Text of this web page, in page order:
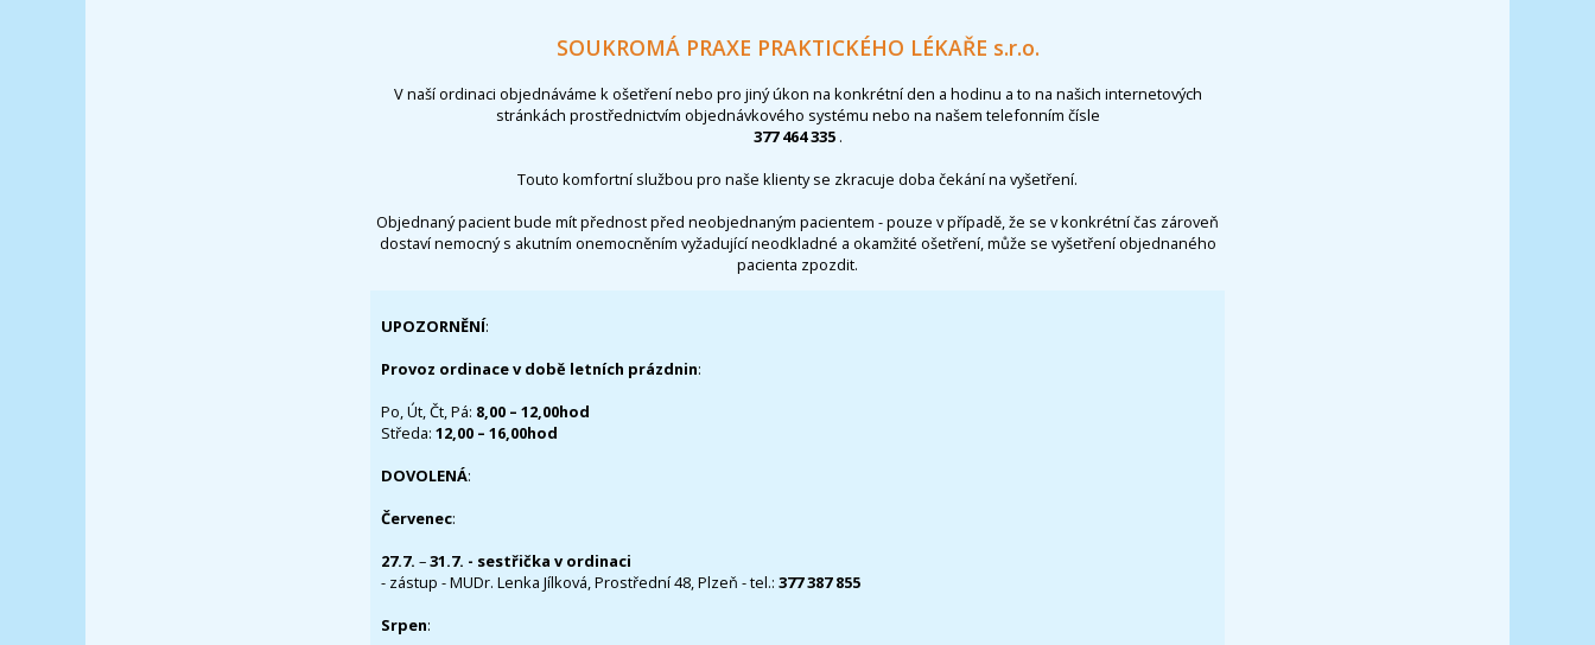
SOUKROMÁ PRAXE PRAKTICKÉHO LÉKAŘE s.r.o.
V naší ordinaci objednáváme k ošetření nebo pro jiný úkon na konkrétní den a hodinu a to na našich internetových
stránkách prostřednictvím objednávkového systému nebo na našem telefonním čísle
377 464 335 .
Touto komfortní službou pro naše klienty se zkracuje doba čekání na vyšetření.
Objednaný pacient bude mít přednost před neobjednaným pacientem - pouze v případě, že se v konkrétní čas zároveň
dostaví nemocný s akutním onemocněním vyžadující neodkladné a okamžité ošetření, může se vyšetření objednaného
pacienta zpozdit.
UPOZORNĚNÍ:
Provoz ordinace v době letních prázdnin:
Po, Út, Čt, Pá: 8,00 – 12,00hod
Středa: 12,00 – 16,00hod
DOVOLENÁ:
Červenec:
27.7. –31.7. - sestřička v ordinaci
- zástup - MUDr. Lenka Jílková, Prostřední 48, Plzeň - tel.: 377 387 855
Srpen: